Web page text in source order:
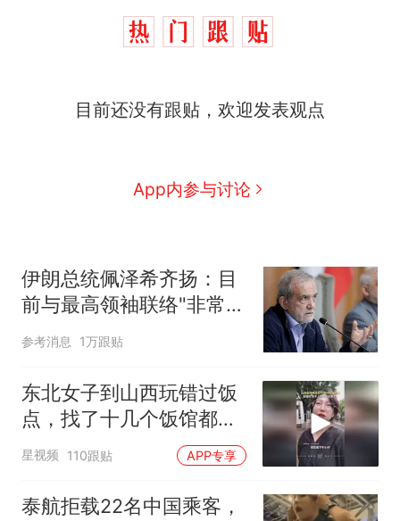
目前还没有跟贴，欢迎发表观点
App内参与讨论
伊朗总统佩泽希齐扬：目
前与最高领袖联络"非常困
难"
参考消息 1万跟贴
东北女子到山西玩错过饭
点，找了十几个饭馆都没
开门：午休到几点
星视频 110跟贴 APP专享
泰航拒载22名中国乘客，